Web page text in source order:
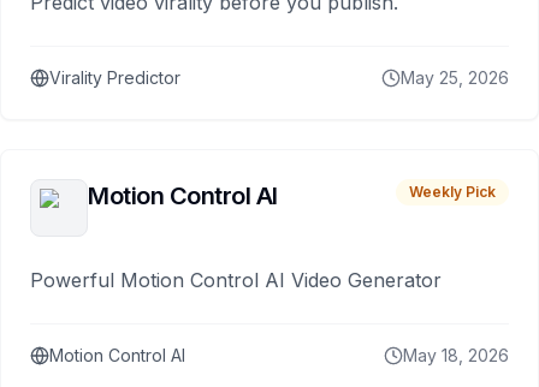
Virality Predictor May 25, 2026
Motion Control AI Weekly Pick
Powerful Motion Control AI Video Generator
Motion Control AI May 18, 2026